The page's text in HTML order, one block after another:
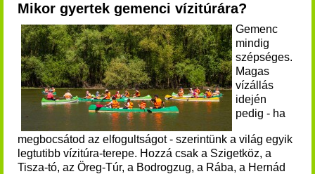
Mikor gyertek gemenci vízitúrára?
Gemenc
mindig
szépséges.
Magas
vízállás
idején
pedig - ha
megbocsátod az elfogultságot - szerintünk a világ egyik
legtutibb vízitúra-terepe. Hozzá csak a Szigetköz, a
Tisza-tó, az Öreg-Túr, a Bodrogzug, a Rába, a Hernád